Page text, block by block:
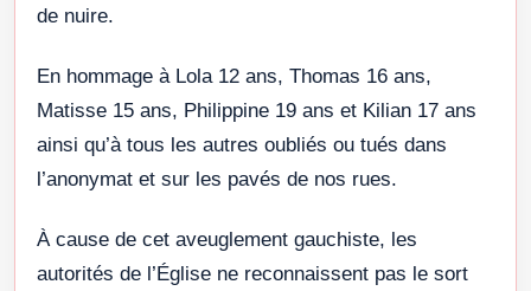
de nuire.
En hommage à Lola 12 ans, Thomas 16 ans,
Matisse 15 ans, Philippine 19 ans et Kilian 17 ans
ainsi qu’à tous les autres oubliés ou tués dans
l’anonymat et sur les pavés de nos rues.
À cause de cet aveuglement gauchiste, les
autorités de l’Église ne reconnaissent pas le sort